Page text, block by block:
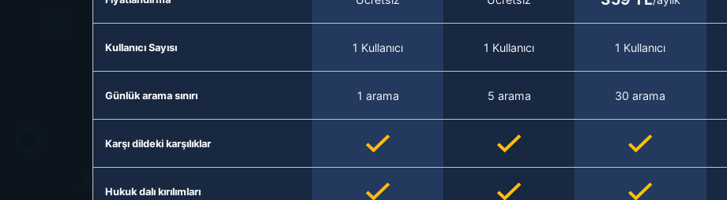
Kullanıcı Sayısı 1 Kullanıcı 1 Kullanıcı 1 Kullanıcı
Günlük arama sınırı 1 arama 5 arama 30 arama
Karşı dildeki karşılıklar
Hukuk dalı kırılımları